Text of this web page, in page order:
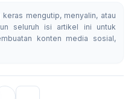
keras mengutip, menyalin, atau
seluruh isi artikel ini untuk
konten media sosial,